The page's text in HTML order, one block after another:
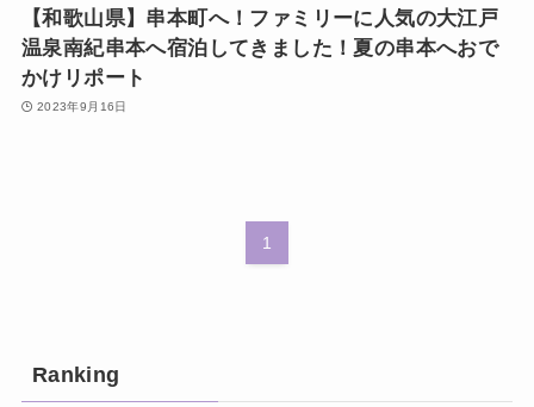
【和歌山県】串本町へ！ファミリーに人気の大江戸
温泉南紀串本へ宿泊してきました！夏の串本へおで
かけリポート
2023年9月16日
1
Ranking